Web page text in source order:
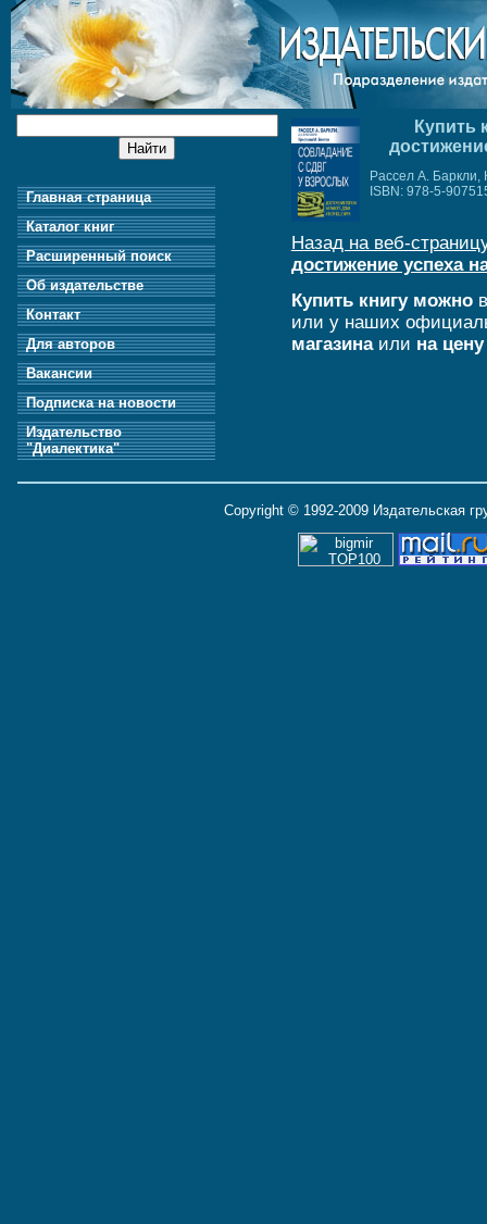
Главная страница
Каталог книг
Расширенный поиск
Об издательстве
Контакт
Для авторов
Вакансии
Подписка на новости
Издательство
"Диалектика"
Купить
Рассел А. Баркли,
ISBN: 978-5-
Назад на веб-
достижение успеха
Купить книгу можнов
или у наших
магазинаили на
Copyright © 1992-2009 Издательская